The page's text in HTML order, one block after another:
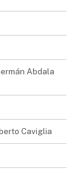
Abdala
Caviglia